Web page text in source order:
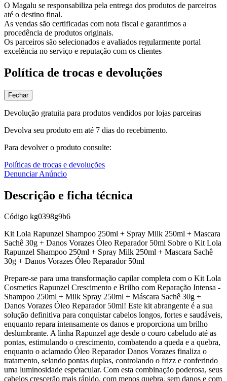
O Magalu se responsabiliza pela entrega dos produtos de parceiros
até o destino final.
As vendas são certificadas com nota fiscal e garantimos a
procedência de produtos originais.
Os parceiros são selecionados e avaliados regularmente portal
excelência no serviço e reputação com os clientes
Política de trocas e devoluções
Fechar
Devolução gratuita para produtos vendidos por lojas parceiras
Devolva seu produto em até 7 dias do recebimento.
Para devolver o produto consulte:
Políticas de trocas e devoluções
Denunciar Anúncio
Descrição e ficha técnica
Código kg0398g9b6
Kit Lola Rapunzel Shampoo 250ml + Spray Milk 250ml + Mascara
Sachê 30g + Danos Vorazes Óleo Reparador 50ml Sobre o Kit Lola
Rapunzel Shampoo 250ml + Spray Milk 250ml + Mascara Sachê
30g + Danos Vorazes Óleo Reparador 50ml
Prepare-se para uma transformação capilar completa com o Kit Lola
Cosmetics Rapunzel Crescimento e Brilho com Reparação Intensa -
Shampoo 250ml + Milk Spray 250ml + Máscara Sachê 30g +
Danos Vorazes Óleo Reparador 50ml! Este kit abrangente é a sua
solução definitiva para conquistar cabelos longos, fortes e saudáveis,
enquanto repara intensamente os danos e proporciona um brilho
deslumbrante. A linha Rapunzel age desde o couro cabeludo até as
pontas, estimulando o crescimento, combatendo a queda e a quebra,
enquanto o aclamado Óleo Reparador Danos Vorazes finaliza o
tratamento, selando pontas duplas, controlando o frizz e conferindo
uma luminosidade espetacular. Com esta combinação poderosa, seus
cabelos crescerão mais rápido, com menos quebra, sem danos e com